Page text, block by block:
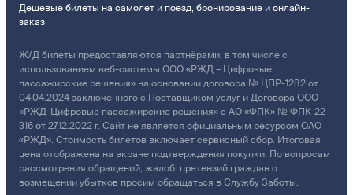
Дешевые билеты на самолет и поезд, бронирование и онлайн-
заказ
Ж/Д билеты предоставляются партнёрами, в том числе с
использованием веб-системы ООО «РЖД – Цифровые
пассажирские решения» на основании договора № ЦПР-1282 от
04.04.2024 заключенного с Поставщиком услуг и Договора ООО
«РЖД-Цифровые пассажирские решения» с АО «ФПК» № ФПК-22-
316 от 27.12.2022 г. Сайт не является официальным ресурсом ОАО
«РЖД». Стоимость билетов включает сервисный сбор. Итоговая
цена отображена на экране подтверждения покупки. По вопросам
рассмотрения обращений, жалоб, претензий граждан о
возмещении убытков просим обращаться в Службу Заботы.